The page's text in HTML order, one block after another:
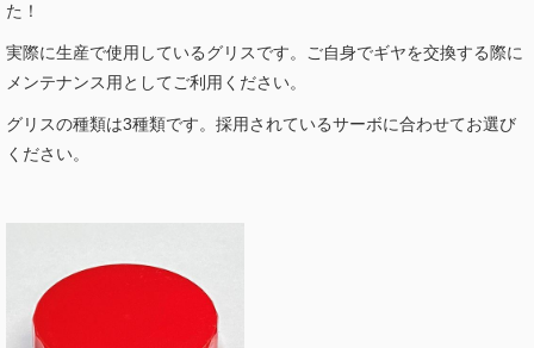
た！
実際に生産で使用しているグリスです。ご自身でギヤを交換する際に
メンテナンス用としてご利用ください。
グリスの種類は3種類です。採用されているサーボに合わせてお選び
ください。